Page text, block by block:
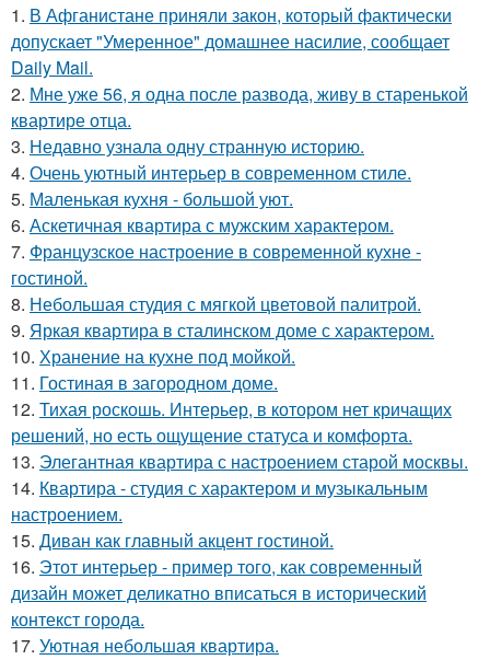
1. В Афганистане приняли закон, который фактически
допускает "Умеренное" домашнее насилие, сообщает
Daily Mail.
2. Мне уже 56, я одна после развода, живу в старенькой
квартире отца.
3. Недавно узнала одну странную историю.
4. Очень уютный интерьер в современном стиле.
5. Маленькая кухня - большой уют.
6. Аскетичная квартира с мужским характером.
7. Французское настроение в современной кухне -
гостиной.
8. Небольшая студия с мягкой цветовой палитрой.
9. Яркая квартира в сталинском доме с характером.
10. Хранение на кухне под мойкой.
11. Гостиная в загородном доме.
12. Тихая роскошь. Интерьер, в котором нет кричащих
решений, но есть ощущение статуса и комфорта.
13. Элегантная квартира с настроением старой москвы.
14. Квартира - студия с характером и музыкальным
настроением.
15. Диван как главный акцент гостиной.
16. Этот интерьер - пример того, как современный
дизайн может деликатно вписаться в исторический
контекст города.
17. Уютная небольшая квартира.